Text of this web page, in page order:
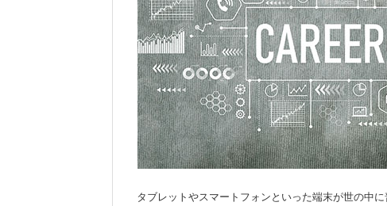
タブレットやスマートフォンといった端末が世の中